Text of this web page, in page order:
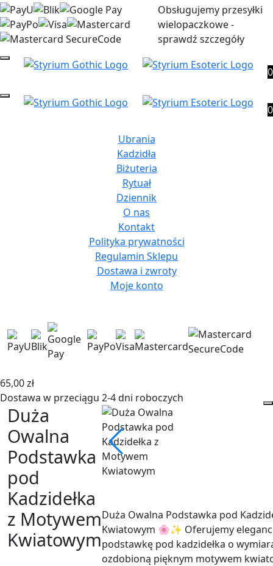
Obsługujemy przesyłki
wielopaczkowe -
sprawdź szczegóły
0
0
Ubrania
Kadzidła
Biżuteria
Rytuał
Dziennik
O nas
Kontakt
Polityka prywatności
Regulamin Sklepu
Dostawa i zwroty
Moje konto
65,00zł
Dostawa w przeciągu 2-4 dni roboczych
Duża
Owalna
Podstawka
pod
Kadzidełka
z Motywem
Kwiatowym
podstawkę pod kadzidełka o
ozdobioną pięknym motywem
wprowadza do przestrzeni naturalny
wyjątkowa podstawka łączy w